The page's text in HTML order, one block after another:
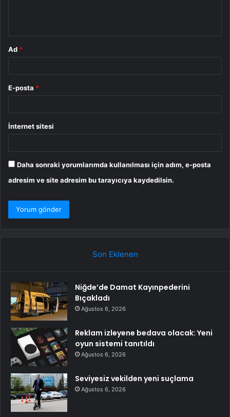
Ad *
E-posta *
İnternet sitesi
Daha sonraki yorumlarımda kullanılması için adım, e-posta
adresim ve site adresim bu tarayıcıya kaydedilsin.
Son Eklenen
Niğde’de Damat Kayınpederini
Bıçakladı
Ağustos 6, 2026
Reklam izleyene bedava olacak: Yeni
oyun sistemi tanıtıldı
Ağustos 6, 2026
Seviyesiz vekilden yeni suçlama
Ağustos 6, 2026